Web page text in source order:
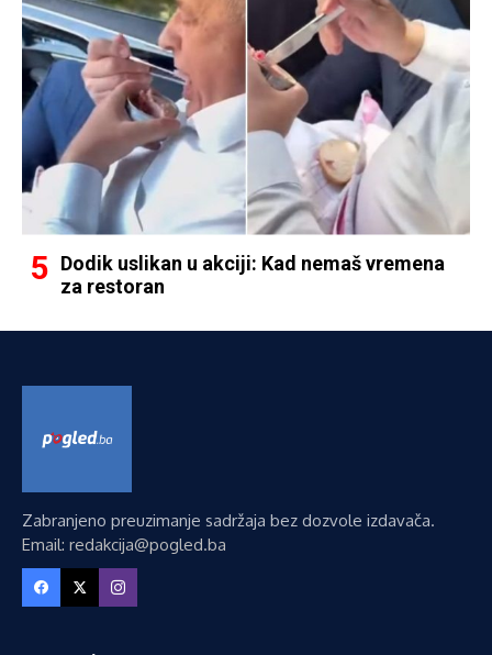
Dodik uslikan u akciji: Kad nemaš vremena
za restoran
Zabranjeno preuzimanje sadržaja bez dozvole izdavača.
Email: redakcija@pogled.ba